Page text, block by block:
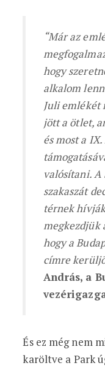
“Már az
hogy
alkalom
Juli emlékét
jött a ötlet,
és most a
valósítani.
szakaszát
térnek
megkezdjük
hogy a
címre
András, a
És ez még nem
karöltve a Park